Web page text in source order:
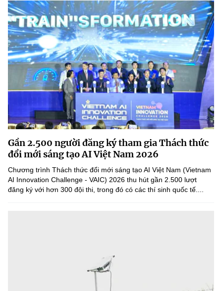
Gần 2.500 người đăng ký tham gia Thách thức
đổi mới sáng tạo AI Việt Nam 2026
Chương trình Thách thức đổi mới sáng tạo AI Việt Nam (Vietnam
AI Innovation Challenge - VAIC) 2026 thu hút gần 2.500 lượt
đăng ký với hơn 300 đội thi, trong đó có các thí sinh quốc tế....